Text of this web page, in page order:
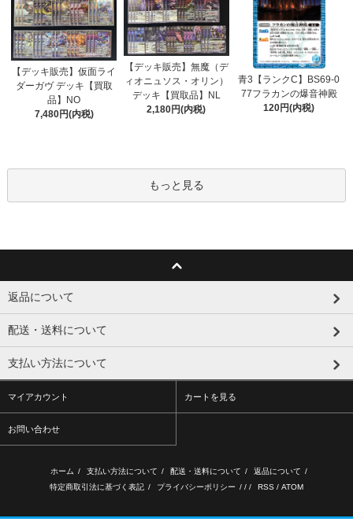
【デッキ販売】仮面ライ
ダーガヴ デッキ【買取
品】NO
7,480円(内税)
【デッキ販売】無魔（デ
ィオニュソス・オリン）
デッキ【買取品】NL
2,180円(内税)
青3【ランクC】BS69-0
77フラカンの爆音神殿
120円(内税)
もっと見る
返品について
配送・送料について
支払い方法について
マイアカウント カートを見る
お問い合わせ
ホーム / 支払い方法について / 配送・送料について / 返品について /
特定商取引法に基づく表記 / プライバシーポリシー / / / RSS / ATOM